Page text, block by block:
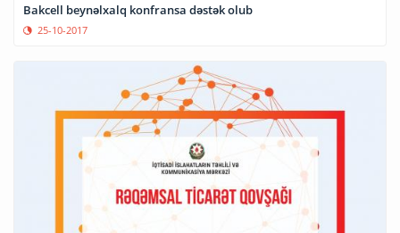
Bakcell beynəlxalq konfransa dəstək olub
25-10-2017